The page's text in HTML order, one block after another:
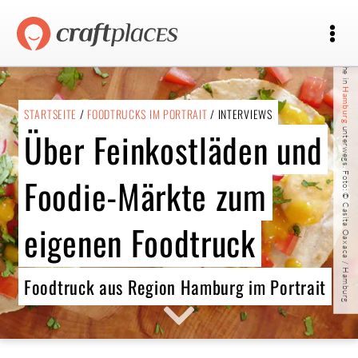
STARTSEITE / FOODTRUCKS IM PORTRAIT/ INTERVIEWS
Über Feinkostläden und
Foodie-Märkte zum
eigenen Foodtruck
Foodtruck aus Region Hamburg im Portrait
Hamburg
unterwegs. Foto: © Casita Oaxaca / Hamburg